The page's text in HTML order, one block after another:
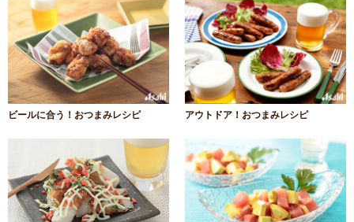
ビールに合う！おつまみレシピ アウトドア！おつまみレシピ